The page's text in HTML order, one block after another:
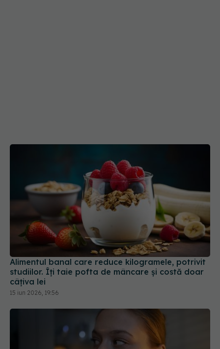
Alimentul banal care reduce kilogramele, potrivit
studiilor. Îți taie pofta de mâncare și costă doar
câțiva lei
15 iun 2026, 19:56